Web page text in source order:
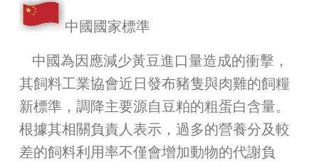
中國國家標準
中國為因應減少黃豆進口量造成的衝擊，
其飼料工業協會近日發布豬隻與肉雞的飼糧
新標準，調降主要源自豆粕的粗蛋白含量。
根據其相關負責人表示，過多的營養分及較
差的飼料利用率不僅會增加動物的代謝負